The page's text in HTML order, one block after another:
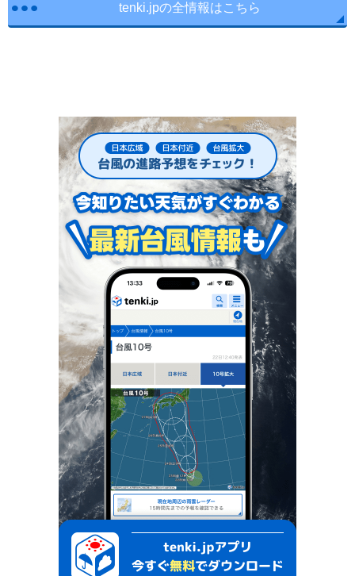
tenki.jpの全情報はこちら